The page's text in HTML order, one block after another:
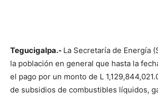
Tegucigalpa.- La Secretaría de Energía
la población en general que hasta la
el pago por un monto de L
de subsidios de combustibles líquidos,